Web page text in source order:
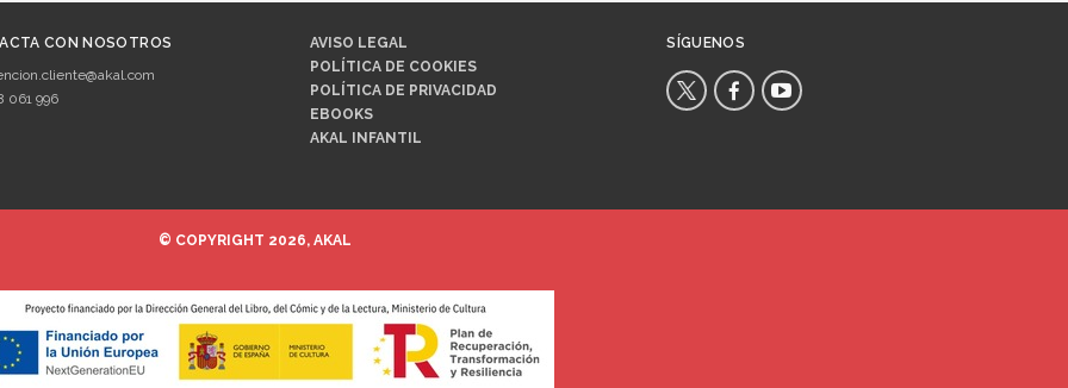
CON NOSOTROS
061 996
AVISO LEGAL
POLÍTICA DE COOKIES
POLÍTICA DE PRIVACIDAD
EBOOKS
AKAL INFANTIL
SÍGUENOS
© COPYRIGHT 2026, AKAL